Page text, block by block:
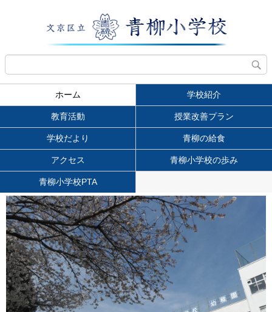
ホーム 学校紹介
教育活動 授業改善プラン
学校だより 青柳の給食
アクセス 青柳小学校の歩み
青柳小学校PTA